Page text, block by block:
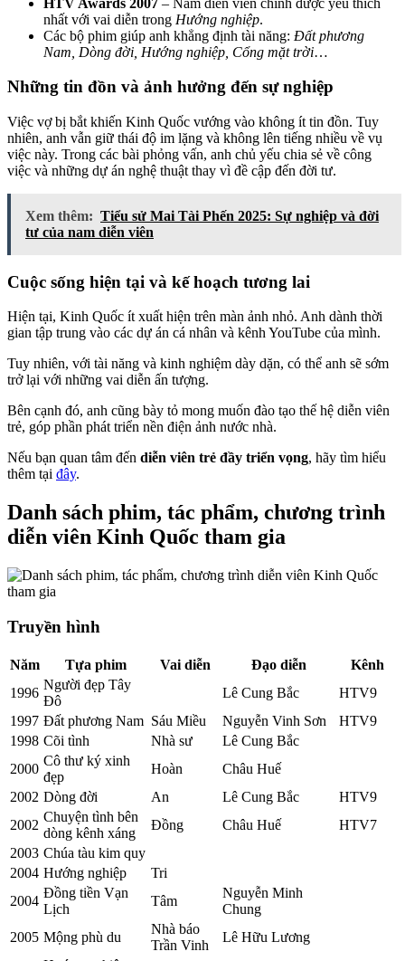
nhất với vai diễn trong Hướng nghiệp.
Các bộ phim giúp anh khẳng định tài năng: Đất phương
Nam, Dòng đời, Hướng nghiệp, Cổng mặt trời…
Những tin đồn và ảnh hưởng đến sự nghiệp
Việc vợ bị bắt khiến Kinh Quốc vướng vào không ít tin đồn. Tuy
nhiên, anh vẫn giữ thái độ im lặng và không lên tiếng nhiều về vụ
việc này. Trong các bài phỏng vấn, anh chủ yếu chia sẻ về công
việc và những dự án nghệ thuật thay vì đề cập đến đời tư.
Xem thêm: Tiểu sử Mai Tài Phến 2025: Sự nghiệp và đời
tư của nam diễn viên
Cuộc sống hiện tại và kế hoạch tương lai
Hiện tại, Kinh Quốc ít xuất hiện trên màn ảnh nhỏ. Anh dành thời
gian tập trung vào các dự án cá nhân và kênh YouTube của mình.
Tuy nhiên, với tài năng và kinh nghiệm dày dặn, có thể anh sẽ sớm
trở lại với những vai diễn ấn tượng.
Bên cạnh đó, anh cũng bày tỏ mong muốn đào tạo thế hệ diễn viên
trẻ, góp phần phát triển nền điện ảnh nước nhà.
Nếu bạn quan tâm đến diễn viên trẻ đầy triển vọng, hãy tìm hiểu
thêm tại đây.
Danh sách phim, tác phẩm, chương trình
diễn viên Kinh Quốc tham gia
Truyền hình
Năm Tựa phim Vai diễn Đạo diễn
Kênh
1996
Người đẹp Tây
Đô
Lê Cung Bắc
HTV9
1997 Đất phương Nam Sáu Miều Nguyễn Vinh Sơn
HTV9
1998 Cõi tình Nhà sư
Lê Cung Bắc
2000
Cô thư ký xinh
đẹp
Hoàn
Châu Huế
2002 Dòng đời An Lê Cung Bắc
HTV9
2002
Chuyện tình bên
dòng kênh xáng
Đồng Châu Huế
HTV7
2003 Chúa tàu kim quy
2004 Hướng nghiệp
Tri
2004
Đồng tiền Vạn
Lịch
Tâm
Nguyễn Minh
Chung
2005 Mộng phù du
Nhà báo
Trần Vinh
Lê Hữu Lương